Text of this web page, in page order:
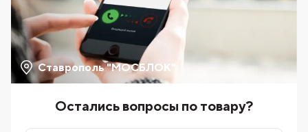
Ставрополь "МОСБЛОК"
Остались вопросы по товару?